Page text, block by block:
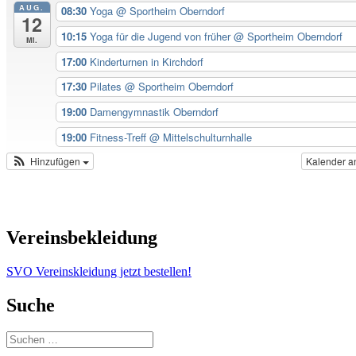
AUG.
12
Mi.
08:30 Yoga @ Sportheim Oberndorf
10:15 Yoga für die Jugend von früher@ Sportheim Oberndorf
17:00 Kinderturnen in Kirchdorf
17:30 Pilates @ Sportheim Oberndorf
19:00 Damengymnastik Oberndorf
19:00 Fitness-Treff @ Mittelschulturnhalle
Kalender
Hinzufügen
Vereinsbekleidung
SVO Vereinskleidung jetzt bestellen!
Suche
Suchen
nach: